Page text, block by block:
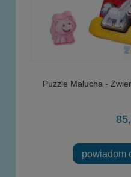
Puzzle Malucha -
powiadom